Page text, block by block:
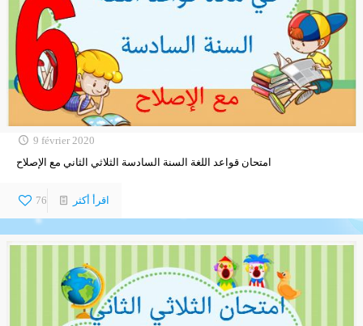
9 février 2020
امتحان قواعد اللغة السنة السادسة الثلاثي الثاني مع الإصلاح
76 اقرأ أكثر